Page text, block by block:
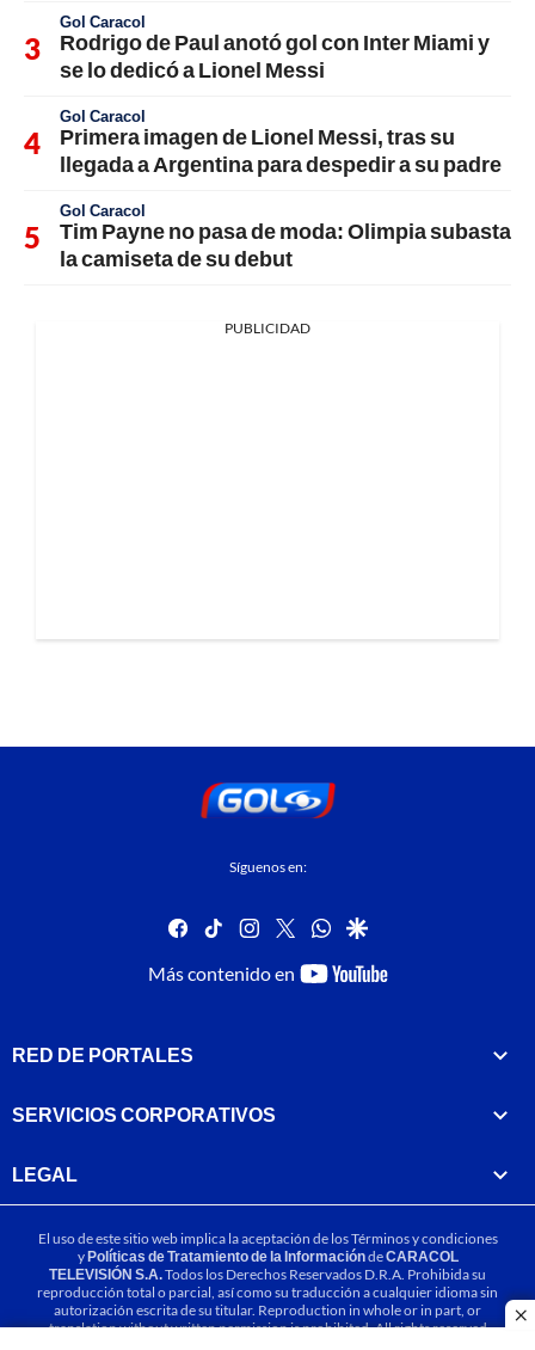
Gol Caracol
Rodrigo de Paul anotó gol con Inter Miami y
se lo dedicó a Lionel Messi
Gol Caracol
Primera imagen de Lionel Messi, tras su
llegada a Argentina para despedir a su padre
Gol Caracol
Tim Payne no pasa de moda: Olimpia subasta
la camiseta de su debut
PUBLICIDAD
Síguenos en:
facebook
tiktok instagram
twitterwhatsapp
google
Más contenido en
youtube-
RED DE PORTALES
SERVICIOS CORPORATIVOS
LEGAL
El uso de este sitio web implica la aceptación de losTérminos y condiciones
yPolíticas de Tratamiento de la InformacióndeCARACOL
TELEVISIÓN S.A.Todos los Derechos Reservados D.R.A. Prohibida su
reproducción total o parcial, así como su traducción a cualquier idioma sin
autorización escrita de su titular. Reproduction in whole or in part, or
translation without written permission is prohibited. All rights reserved